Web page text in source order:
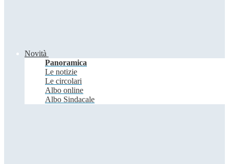
Novità
Panoramica
Le notizie
Le circolari
Albo online
Albo Sindacale